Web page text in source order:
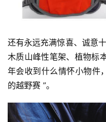
训
练
视
频
还有永远充满惊喜、诚意
木质山峰性笔架、植物标
年会收到什么情怀小物件
的越野赛 ”。